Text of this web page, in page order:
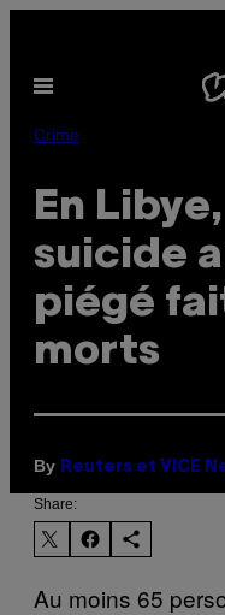
content
Open
Crime
En
suicide
piégé
morts
By Reuters et VICE
Share:
Au moins 65